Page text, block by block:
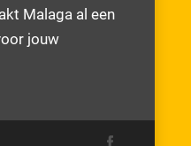
Malaga al een
jouw